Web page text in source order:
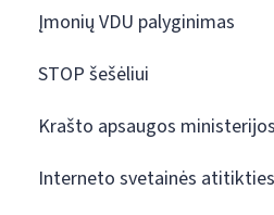
Įmonių VDU palyginimas
STOP šešėliui
Krašto apsaugos
Interneto svetainės